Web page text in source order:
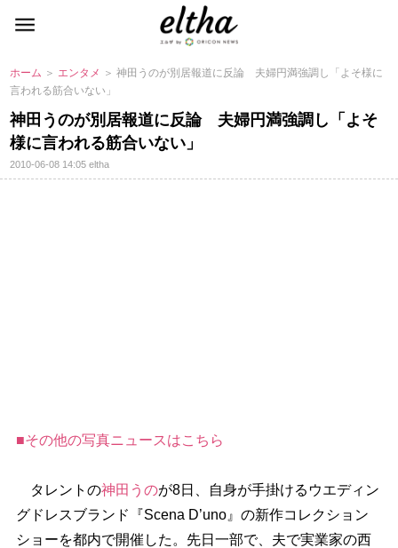
ホーム ＞ エンタメ ＞ 神田うのが別居報道に反論 夫婦円満強調し「よそ様に
言われる筋合いない」
神田うのが別居報道に反論 夫婦円満強調し「よそ
様に言われる筋合いない」
2010-06-08 14:05eltha
■その他の写真ニュースはこちら
タレントの神田うのが8日、自身が手掛けるウエディン
グドレスブランド『Scena D’uno』の新作コレクション
ショーを都内で開催した。先日一部で、夫で実業家の西